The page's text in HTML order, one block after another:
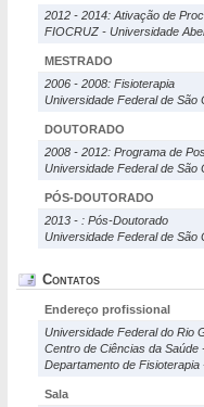
2012 - 2014: Ativação de
FIOCRUZ - Universidade
MESTRADO
2006 - 2008: Fisioterapia
Universidade Federal de São
DOUTORADO
2008 - 2012: Programa de
Universidade Federal de São
PÓS-DOUTORADO
2013 - : Pós-Doutorado
Universidade Federal de São
Contatos
Endereço profissional
Universidade Federal do Rio
Centro de Ciências da Saúde
Departamento de Fisioterapia
Sala